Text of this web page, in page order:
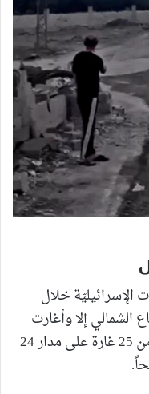
الإسرائيليّة خلال
الشمالي إلا وأغارت
عليه، ففي قضاء الهرمل سُجّل أكثر من 25 غارة على مدار 24